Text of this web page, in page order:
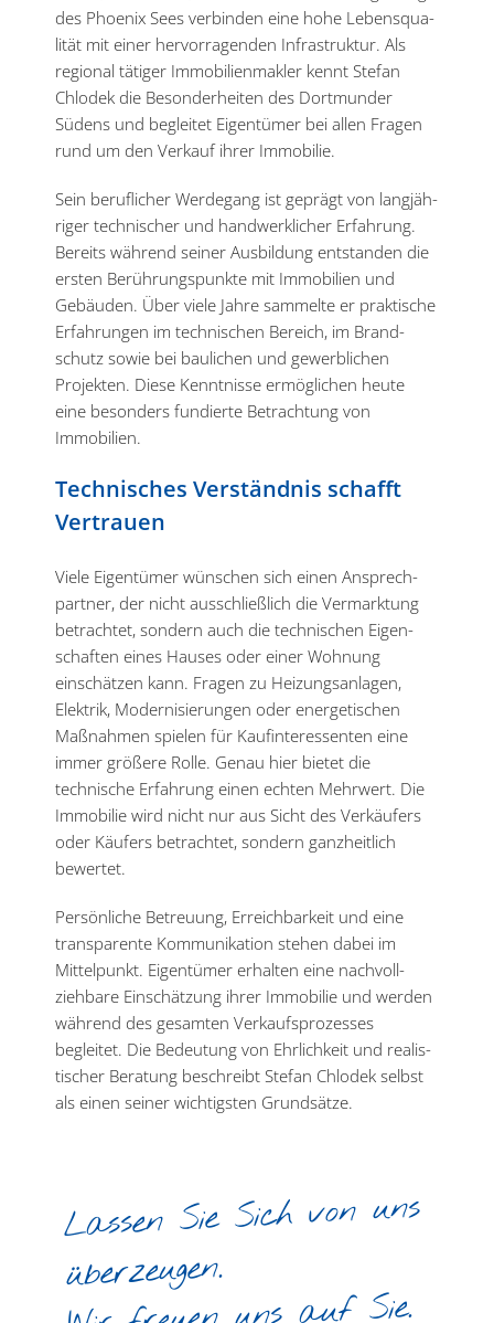
des Phoenix Sees verbinden eine hohe Lebens­qua­
lität mit einer hervor­ra­genden Infra­struktur. Als
regional tätiger Immobilien­makler kennt Stefan
Chlodek die Beson­der­heiten des Dortmunder
Südens und begleitet Eigen­tümer bei allen Fragen
rund um den Verkauf ihrer Immobilie.
Sein beruf­licher Werdegang ist geprägt von langjäh­
riger techni­scher und handwerk­licher Erfahrung.
Bereits während seiner Ausbildung entstanden die
ersten Berüh­rungs­punkte mit Immobilien und
Gebäuden. Über viele Jahre sammelte er praktische
Erfah­rungen im techni­schen Bereich, im Brand­
schutz sowie bei baulichen und gewerb­lichen
Projekten. Diese Kennt­nisse ermög­lichen heute
eine besonders fundierte Betrachtung von
Immobilien.
Techni­sches Verständnis schafft
Vertrauen
Viele Eigen­tümer wünschen sich einen Ansprech­
partner, der nicht ausschließlich die Vermarktung
betrachtet, sondern auch die techni­schen Eigen­
schaften eines Hauses oder einer Wohnung
einschätzen kann. Fragen zu Heizungs­an­lagen,
Elektrik, Moder­ni­sie­rungen oder energe­ti­schen
Maßnahmen spielen für Kaufin­ter­es­senten eine
immer größere Rolle. Genau hier bietet die
technische Erfahrung einen echten Mehrwert. Die
Immobilie wird nicht nur aus Sicht des Verkäufers
oder Käufers betrachtet, sondern ganzheitlich
bewertet.
Persön­liche Betreuung, Erreich­barkeit und eine
trans­pa­rente Kommu­ni­kation stehen dabei im
Mittel­punkt. Eigen­tümer erhalten eine nachvoll­
ziehbare Einschätzung ihrer Immobilie und werden
während des gesamten Verkaufs­pro­zesses
begleitet. Die Bedeutung von Ehrlichkeit und realis­
ti­scher Beratung beschreibt Stefan Chlodek selbst
als einen seiner wichtigsten Grundsätze.
Lassen Sie Sich von uns
überzeugen.